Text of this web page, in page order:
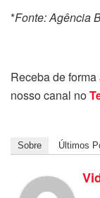
*Fonte: Agência
Receba de
nosso canal no
Sobre Últimos